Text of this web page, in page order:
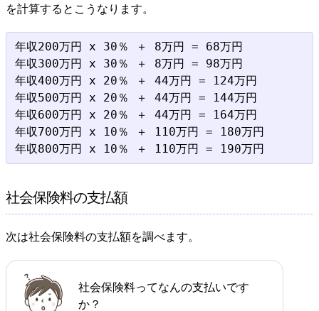
を計算するとこうなります。
年収200万円 x 30％ ＋ 8万円 = 68万円
年収300万円 x 30％ ＋ 8万円 = 98万円
年収400万円 x 20％ ＋ 44万円 = 124万円
年収500万円 x 20％ ＋ 44万円 = 144万円
年収600万円 x 20％ ＋ 44万円 = 164万円
年収700万円 x 10％ ＋ 110万円 = 180万円
社会保険料の支払額
次は社会保険料の支払額を調べます。
社会保険料ってなんの支払いです
か？